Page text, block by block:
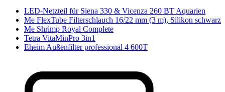
LED-Netzteil für Siena 330 & Vicenza 260 BT Aquarien
Me FlexTube Filterschlauch 16/22 mm (3 m), Silikon schwarz
Me Shrimp Royal Complete
Tetra VitaMinPro 3in1
Eheim Außenfilter professional 4 600T